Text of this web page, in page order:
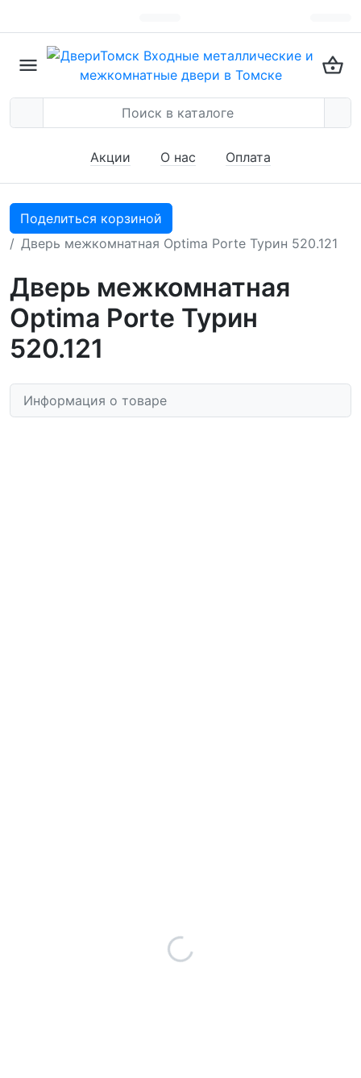
Акции О нас Оплата
Поделиться корзиной
Дверь межкомнатная Optima Porte Турин 520.121
Дверь межкомнатная
Optima Porte Турин
520.121
Информация о товаре